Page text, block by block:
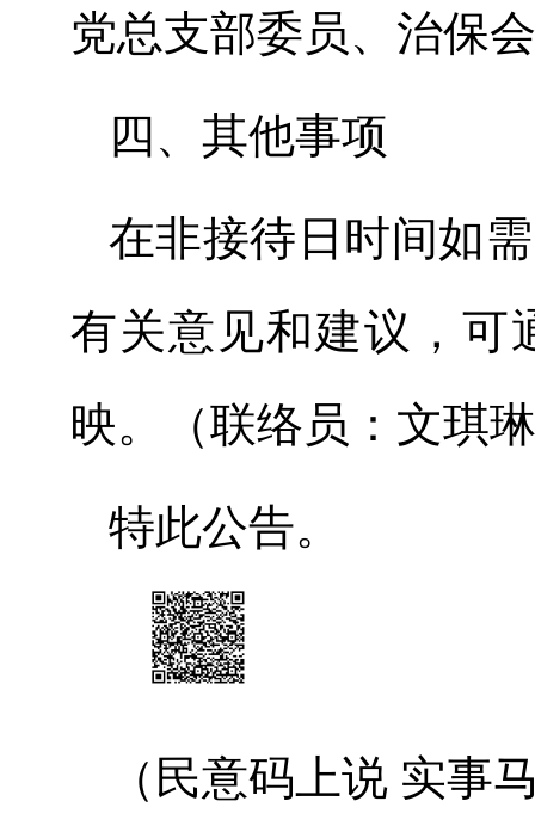
党总支部委员、治保
四、 其他事项
在非接待日时间如
有关意见和建议，可
映。（联络员： 文琪琳
特此公告。
（民意码上说 实事